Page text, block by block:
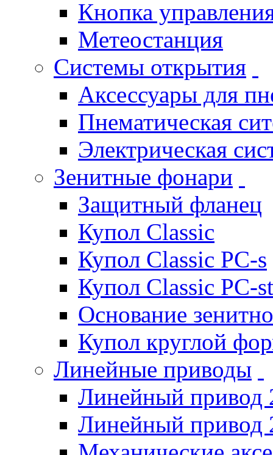
Кнопка
Метеостанция
Системы открытия
Аксессуары для
Пнематическая
Электрическая
Зенитные фонари
Защитный фланец
Купол Classic
Купол Classic PC-s
Купол Classic PC-st
Основание
Купол круглой
Линейные приводы
Линейный привод
Линейный привод